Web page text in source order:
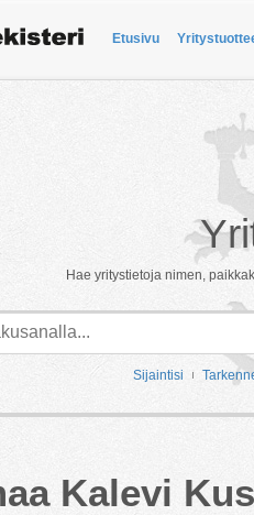
Etusivu
Hae yritystietoja nimen,
Sijaintisi
Kalevi